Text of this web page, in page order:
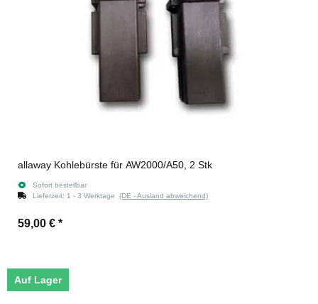
allaway Kohlebürste für AW2000/A50, 2 Stk
Sofort bestellbar
Lieferzeit: 1 - 3 Werktage (DE - Ausland abweichend)
59,00 € *
Auf Lager